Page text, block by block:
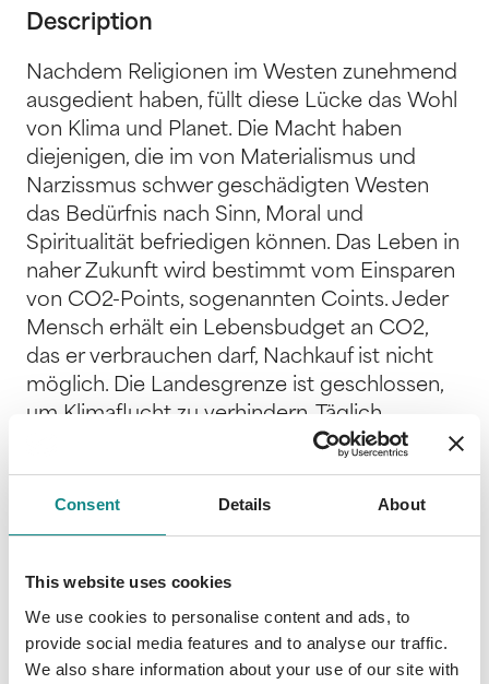
Consent Details About
This website uses cookies
We use cookies to personalise content and ads, to
provide social media features and to analyse our traffic.
We also share information about your use of our site with
Description
Nachdem Religionen im Westen zunehmend
ausgedient haben, füllt diese Lücke das Wohl
von Klima und Planet. Die Macht haben
diejenigen, die im von Materialismus und
Narzissmus schwer geschädigten Westen
das Bedürfnis nach Sinn, Moral und
Spiritualität befriedigen können. Das Leben in
naher Zukunft wird bestimmt vom Einsparen
von CO2-Points, sogenannten Coints. Jeder
Mensch erhält ein Lebensbudget an CO2,
das er verbrauchen darf, Nachkauf ist nicht
möglich. Die Landesgrenze ist geschlossen,
um Klimaflucht zu verhindern. Täglich
versammelt sich das ganze Land vor den
Bildschirmen, um das Pray-for-the-Planet zu
hören, das von der Klimakanzlerin verkündet
und vor allem Gespräche der Menschen
werden überwacht und übermittelt von
einem unlösbaren Armband, dem ‚Guten
Helfer‘. Es bucht automatisch die Coints vom